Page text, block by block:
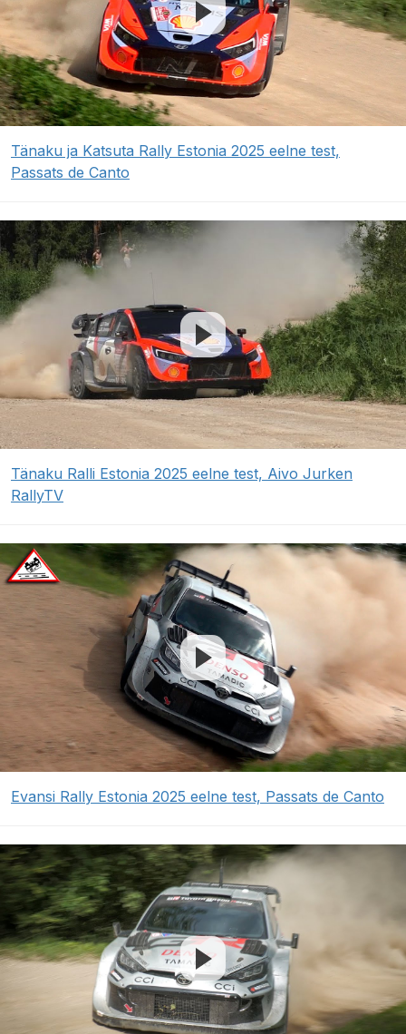
Tänaku ja Katsuta Rally Estonia 2025 eelne test,
Passats de Canto
Tänaku Ralli Estonia 2025 eelne test, Aivo Jurken
RallyTV
Evansi Rally Estonia 2025 eelne test, Passats de Canto